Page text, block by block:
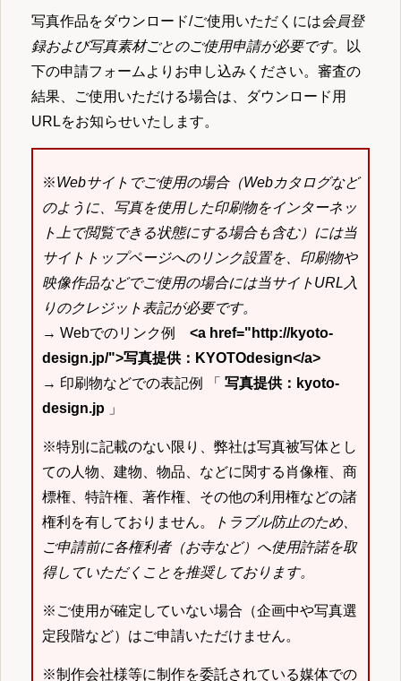
写真作品をダウンロード/ご使用いただくには会員登
録および写真素材ごとのご使用申請が必要です。以
下の申請フォームよりお申し込みください。審査の
結果、ご使用いただける場合は、ダウンロード用
URLをお知らせいたします。
※Webサイトでご使用の場合（Webカタログなど
のように、写真を使用した印刷物をインターネッ
ト上で閲覧できる状態にする場合も含む）には当
サイトトップページへのリンク設置を、印刷物や
映像作品などでご使用の場合には当サイトURL入
りのクレジット表記が必要です。
→ Webでのリンク例 <a href="http://kyoto-
design.jp/">写真提供：KYOTOdesign</a>
→ 印刷物などでの表記例 「 写真提供：kyoto-
design.jp 」
※特別に記載のない限り、弊社は写真被写体とし
ての人物、建物、物品、などに関する肖像権、商
標権、特許権、著作権、その他の利用権などの諸
権利を有しておりません。
トラブル防止のため、
ご申請前に各権利者（お寺など）へ使用許諾を取
得していただくことを推奨しております。
※ご使用が確定していない場合（企画中や写真選
定段階など）はご申請いただけません。
※制作会社様等に制作を委託されている媒体での